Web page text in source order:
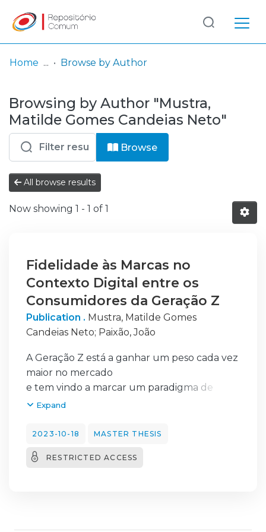
& Collections
Browse repository
Entities
Log
In
(current)
Home Browse by Author
Browsing by Author "Mustra,
Matilde Gomes Candeias Neto"
Browse
All browse results
Now showing 1 - 1 of 1
Fidelidade às Marcas no
Contexto Digital entre os
Consumidores da Geração Z
Publication . Mustra, Matilde Gomes
Candeias Neto; Paixão, João
A Geração Z está a ganhar um peso cada vez
maior no mercado
e tem vindo a marcar um paradigma de
viragem com os seus padrões
grupo de consumidores,
desafio que se coloca às
Expand
2023-10-18 MASTER THESIS
RESTRICTED ACCESS